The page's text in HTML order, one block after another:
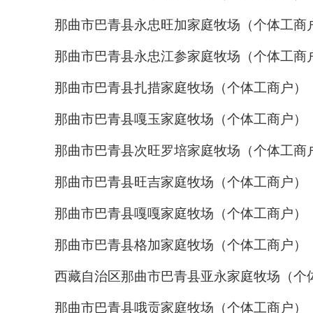
那曲市巴青县永忠旺加家庭牧场（个体工商
那曲市巴青县永忠江参家庭牧场（个体工商
那曲市巴青县扎措家庭牧场（个体工商户）
那曲市巴青县嘎玉家庭牧场（个体工商户）
那曲市巴青县次旺罗培家庭牧场（个体工商
那曲市巴青县旺吉家庭牧场（个体工商户）
那曲市巴青县嘎嘎家庭牧场（个体工商户）
那曲市巴青县格加家庭牧场（个体工商户）
西藏自治区那曲市巴青县亚永家庭牧场（个
那曲市巴青县哦贡家庭牧场（个体工商户）